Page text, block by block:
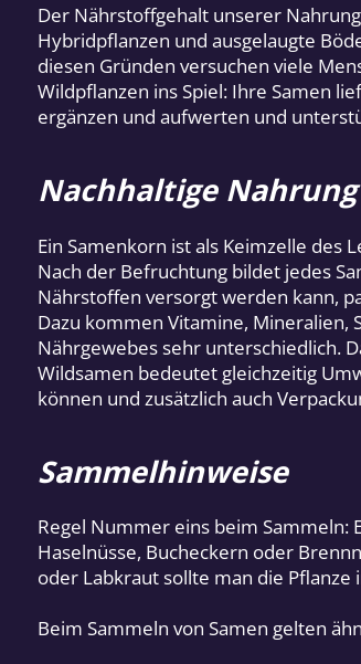
Der Nährstoffgehalt unserer
Hybridpflanzen und ausgelaugte
diesen Gründen versuchen viele
Wildpflanzen ins Spiel: Ihre Samen
ergänzen und aufwerten und
Nachhaltige
Ein Samenkorn ist als Keimzelle des
Nach der Befruchtung bildet jedes
Nährstoffen versorgt werden kann,
Dazu kommen Vitamine, Mineralien,
Nährgewebes sehr unterschiedlich.
Wildsamen bedeutet gleichzeitig
können und zusätzlich auch
Sammelhinweise
Regel Nummer eins beim Sammeln:
Haselnüsse, Bucheckern oder
oder Labkraut sollte man die
Beim Sammeln von Samen gelten